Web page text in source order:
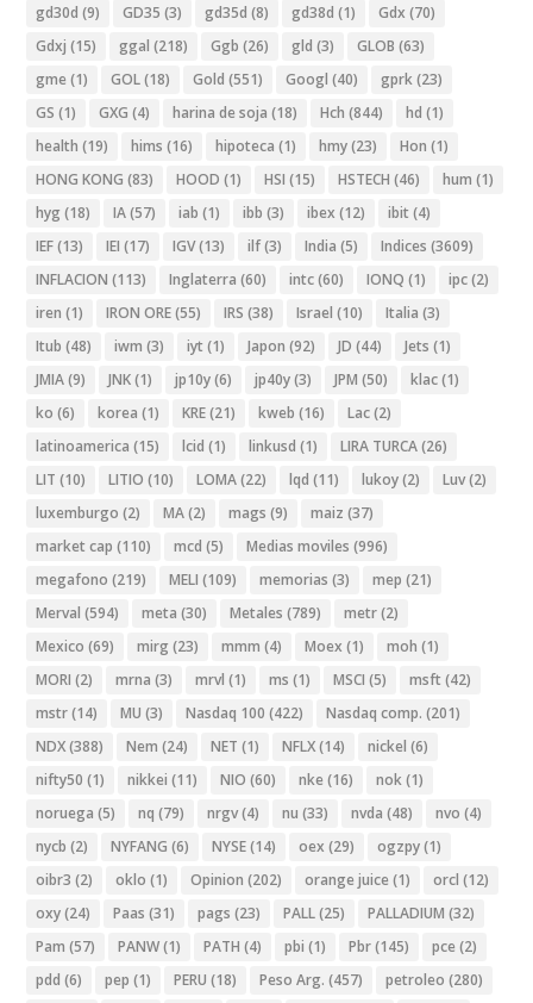
gd30d (9) GD35 (3) gd35d (8) gd38d (1) Gdx (70)
Gdxj (15) ggal (218) Ggb (26) gld (3) GLOB (63)
gme (1) GOL(18) Gold (551) Googl (40) gprk(23)
GS (1) GXG (4) harina de soja (18) Hch (844) hd (1)
health (19) hims (16) hipoteca (1) hmy(23) Hon (1)
HONG KONG (83) HOOD (1) HSI (15) HSTECH (46) hum (1)
hyg (18) IA(57) iab (1) ibb (3) ibex (12) ibit (4)
IEF(13) IEI (17) IGV(13) ilf(3) India (5) Indices (3609)
INFLACION (113) Inglaterra (60) intc(60) IONQ (1) ipc(2)
iren (1) IRON ORE(55) IRS (38) Israel (10) Italia (3)
Itub (48) iwm (3) iyt (1) Japon (92) JD (44) Jets (1)
JMIA(9) JNK(1) jp10y(6) jp40y(3) JPM (50) klac(1)
ko (6) korea (1) KRE(21) kweb (16) Lac(2)
latinoamerica (15) lcid (1) linkusd (1) LIRA TURCA(26)
LIT (10) LITIO (10) LOMA(22) lqd (11) lukoy(2) Luv(2)
luxemburgo (2) MA(2) mags (9) maiz (37)
market cap (110) mcd (5) Medias moviles (996)
megafono (219) MELI (109) memorias (3) mep (21)
Merval (594) meta (30) Metales (789) metr(2)
Mexico (69) mirg (23) mmm (4) Moex (1) moh (1)
MORI (2) mrna (3) mrvl (1) ms (1) MSCI (5) msft (42)
mstr(14) MU (3) Nasdaq 100 (422) Nasdaq comp. (201)
NDX(388) Nem (24) NET (1) NFLX(14) nickel (6)
nifty50 (1) nikkei (11) NIO (60) nke (16) nok(1)
noruega (5) nq (79) nrgv(4) nu (33) nvda (48) nvo (4)
nycb (2) NYFANG (6) NYSE(14) oex (29) ogzpy(1)
oibr3 (2) oklo (1) Opinion (202) orange juice (1) orcl (12)
oxy(24) Paas (31) pags (23) PALL(25) PALLADIUM (32)
Pam (57) PANW(1) PATH (4) pbi (1) Pbr(145) pce (2)
pdd (6) pep (1) PERU (18) Peso Arg. (457) petroleo (280)